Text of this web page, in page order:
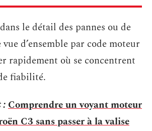
le détail des pannes ou de
d’ensemble par code moteur
rapidement où se concentrent
fiabilité.
:Comprendre un voyant moteur
C3 sans passer à la valise